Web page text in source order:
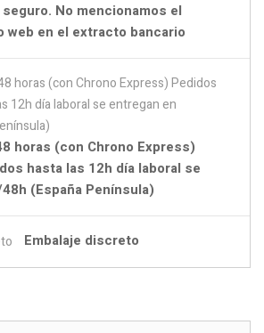
No mencionamos el
web en el extracto bancario
horas (con Chrono Express)
hasta las 12h día laboral se
(España Península)
Embalaje discreto